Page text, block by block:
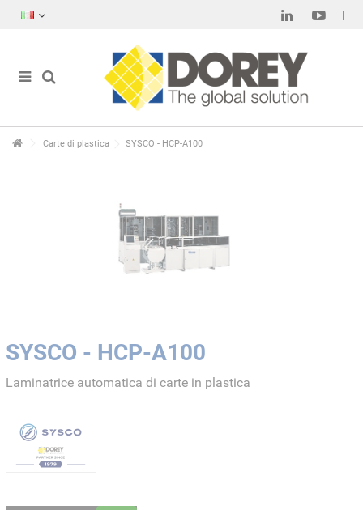
Carte di plastica SYSCO - HCP-A100
SYSCO - HCP-A100
Laminatrice automatica di carte in plastica